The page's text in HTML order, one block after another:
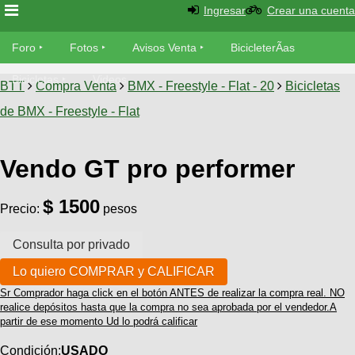
Foro
Foro
TÃ©cnica
Fotos
tu foto
Galeria
Bicicletas
Viajes
Descenso
SUBÃ
aviso
Buscar
Ultimos
as
Bicicletas
Bicicletas
Tandem
Videos
Cicloturismo
Ingresar Crear una cuenta
Foro Fotos Avisos Venta BicicleterÃ­as
Bicicletas Videos
BTT Compra Venta BMX - Freestyle - Flat - 20
Bicicletas
de BMX - Freestyle - Flat
Vendo GT pro performer
Precio: $ 1500 pesos
Sr Comprador haga click en el botón ANTES de realizar la compra real. NO
realice depósitos hasta que la compra no sea aprobada por el vendedor.A
partir de ese momento Ud lo podrá calificar
Condición:USADO